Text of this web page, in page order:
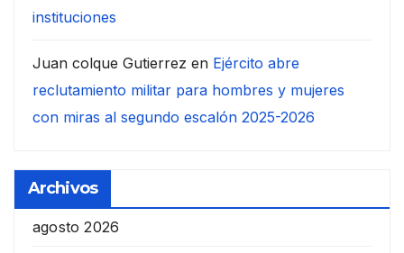
instituciones
Juan colque Gutierrez en Ejército abre
reclutamiento militar para hombres y mujeres
con miras al segundo escalón 2025-2026
Archivos
agosto 2026